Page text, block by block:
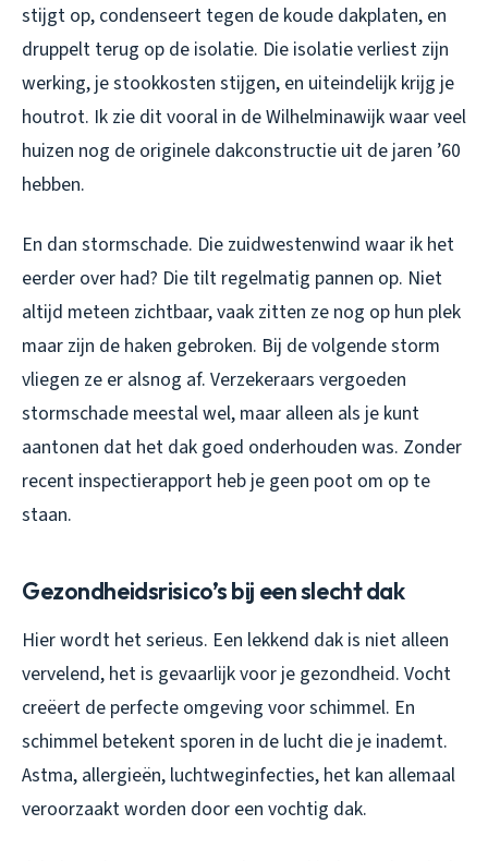
stijgt op, condenseert tegen de koude dakplaten, en
druppelt terug op de isolatie. Die isolatie verliest zijn
werking, je stookkosten stijgen, en uiteindelijk krijg je
houtrot. Ik zie dit vooral in de Wilhelminawijk waar veel
huizen nog de originele dakconstructie uit de jaren ’60
hebben.
En dan stormschade. Die zuidwestenwind waar ik het
eerder over had? Die tilt regelmatig pannen op. Niet
altijd meteen zichtbaar, vaak zitten ze nog op hun plek
maar zijn de haken gebroken. Bij de volgende storm
vliegen ze er alsnog af. Verzekeraars vergoeden
stormschade meestal wel, maar alleen als je kunt
aantonen dat het dak goed onderhouden was. Zonder
recent inspectierapport heb je geen poot om op te
staan.
Gezondheidsrisico’s bij een slecht dak
Hier wordt het serieus. Een lekkend dak is niet alleen
vervelend, het is gevaarlijk voor je gezondheid. Vocht
creëert de perfecte omgeving voor schimmel. En
schimmel betekent sporen in de lucht die je inademt.
Astma, allergieën, luchtweginfecties, het kan allemaal
veroorzaakt worden door een vochtig dak.